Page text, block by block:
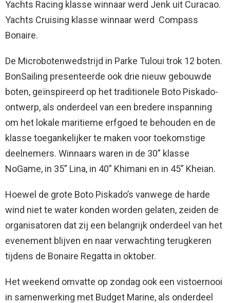
Yachts Racing klasse winnaar werd Jenk uit Curacao.
Yachts Cruising klasse winnaar werd Compass
Bonaire.
De Microbotenwedstrijd in Parke Tuloui trok 12 boten.
BonSailing presenteerde ook drie nieuw gebouwde
boten, geïnspireerd op het traditionele Boto Piskado-
ontwerp, als onderdeel van een bredere inspanning
om het lokale maritieme erfgoed te behouden en de
klasse toegankelijker te maken voor toekomstige
deelnemers. Winnaars waren in de 30” klasse
NoGame, in 35” Lina, in 40” Khimani en in 45” Kheian.
Hoewel de grote Boto Piskado’s vanwege de harde
wind niet te water konden worden gelaten, zeiden de
organisatoren dat zij een belangrijk onderdeel van het
evenement blijven en naar verwachting terugkeren
tijdens de Bonaire Regatta in oktober.
Het weekend omvatte op zondag ook een vistoernooi
in samenwerking met Budget Marine, als onderdeel